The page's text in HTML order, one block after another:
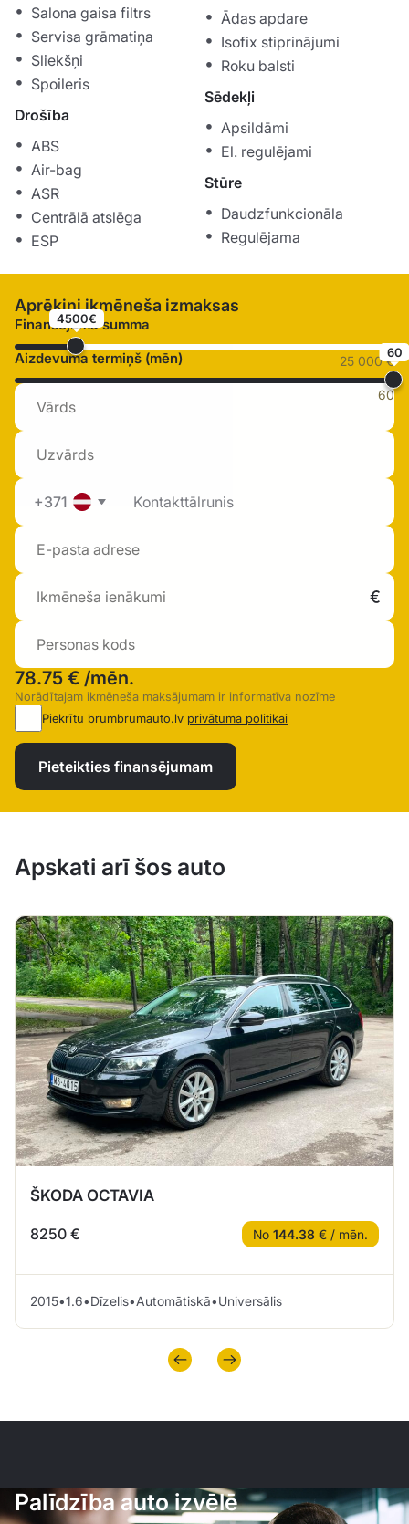
Salona gaisa filtrs
Servisa grāmatiņa
Sliekšņi
Spoileris
Drošība
ABS
Air-bag
ASR
Centrālā atslēga
ESP
Ādas apdare
Isofix stiprinājumi
Roku balsti
Sēdekļi
Apsildāmi
El. regulējami
Stūre
Daudzfunkcionāla
Regulējama
Aprēķini ikmēneša izmaksas
Finansējuma summa
4500€
25 000 €
Aizdevuma termiņš (mēn) 60
60
+371
78.75 € /mēn.
Norādītajam ikmēneša maksājumam ir informatīva nozīme
Piekrītu brumbrumauto.lv privātuma politikai
Pieteikties finansējumam
Apskati arī šos auto
ŠKODA OCTAVIA
8250 € No 144.38 € / mēn.
2015•1.6•Dīzelis•Automātiskā•Universālis
Palīdzība auto izvēlē